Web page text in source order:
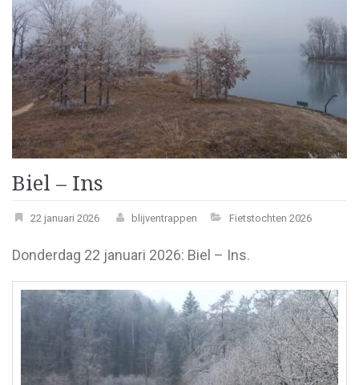
Biel – Ins
22 januari 2026 blijventrappen Fietstochten 2026
Donderdag 22 januari 2026: Biel – Ins.